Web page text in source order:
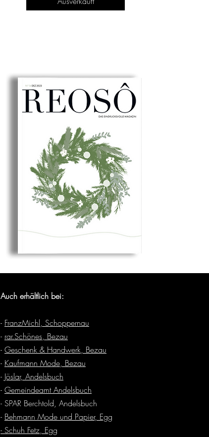
Auch erhältlich bei:
- FranzMichl, Schoppernau
- rar.Schönes, Bezau
- Geschenk & Handwerk, Bezau
- Kaufmann Mode, Bezau
- Jöslar, Andelsbuch
- Gemeindeamt Andelsbuch
- SPAR Berchtold, Andelsbuch
- Behmann Mode und Papier, Egg
- Schuh Fetz, Egg